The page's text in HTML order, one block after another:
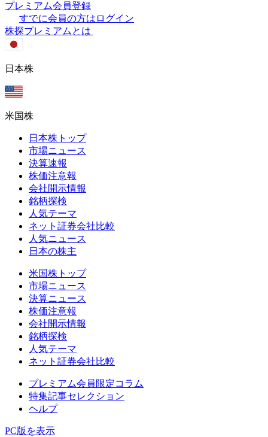
プレミアム会員登録
すでに会員の方はログイン
株探プレミアムとは
日本株
米国株
日本株トップ
市場ニュース
決算速報
株価注意報
会社開示情報
銘柄探検
人気テーマ
ネット証券会社比較
人気ニュース
日本の株主
米国株トップ
市場ニュース
決算ニュース
株価注意報
会社開示情報
銘柄探検
人気テーマ
ネット証券会社比較
プレミアム会員限定コラム
特集記事セレクション
ヘルプ
PC版を表示